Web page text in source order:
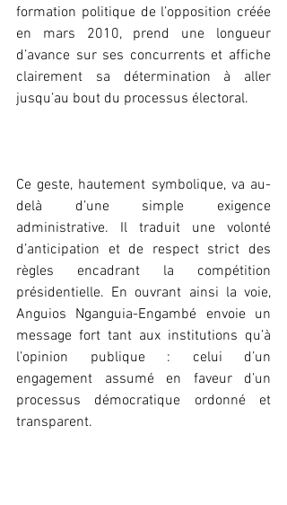
formation politique de l’opposition créée
en mars 2010, prend une longueur
d’avance sur ses concurrents et affiche
clairement sa détermination à aller
jusqu’au bout du processus électoral.
‎Ce geste, hautement symbolique, va au-
delà d’une simple exigence
administrative. Il traduit une volonté
d’anticipation et de respect strict des
règles encadrant la compétition
présidentielle. En ouvrant ainsi la voie,
Anguios Nganguia-Engambé envoie un
message fort tant aux institutions qu’à
l’opinion publique : celui d’un
engagement assumé en faveur d’un
processus démocratique ordonné et
transparent.